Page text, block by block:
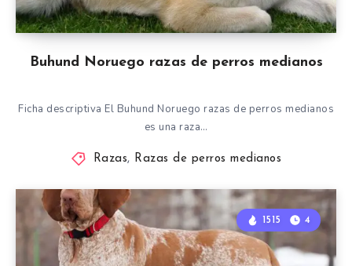
Buhund Noruego razas de perros medianos
Ficha descriptiva El Buhund Noruego razas de perros medianos
es una raza…
Razas, Razas de perros medianos
1515 4